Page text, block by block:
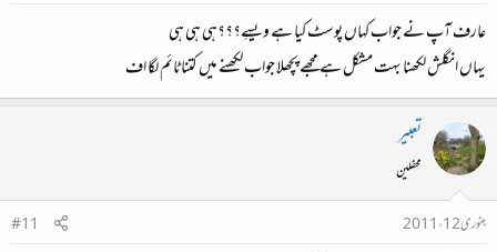
عارف آپ نے جواب کہاں پوسٹ کیا ہے ویسےِ؟؟؟ہی ہی ہی
یہاں انگلش لکھنا بہت مشکل ہے مجھے پچھلا جواب لکھنے میں کتنا ٹائم لگا اف
تعبیر
محفلین
جنوری 12، 2011
#11